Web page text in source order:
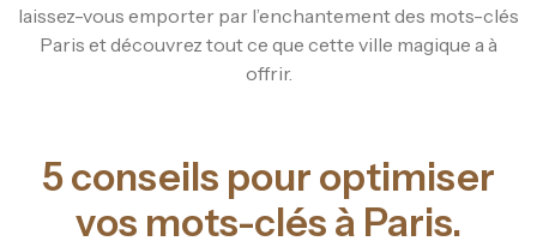
laissez-vous emporter par l’enchantement des mots-clés
Paris et découvrez tout ce que cette ville magique a à
offrir.
5 conseils pour optimiser
vos mots-clés à Paris.